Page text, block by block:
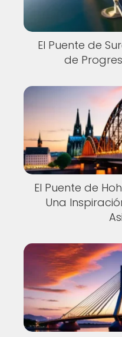
El Puente de
de
El Puente de
Una